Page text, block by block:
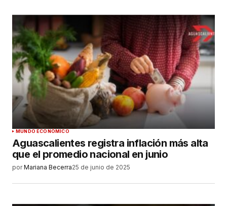
MUNDO ECONÓMICO
Aguascalientes registra inflación más alta
que el promedio nacional en junio
por Mariana Becerra25 de junio de 2025